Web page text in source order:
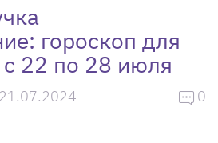
гороскоп для
с 22 по 28 июля
21.07.2024 0